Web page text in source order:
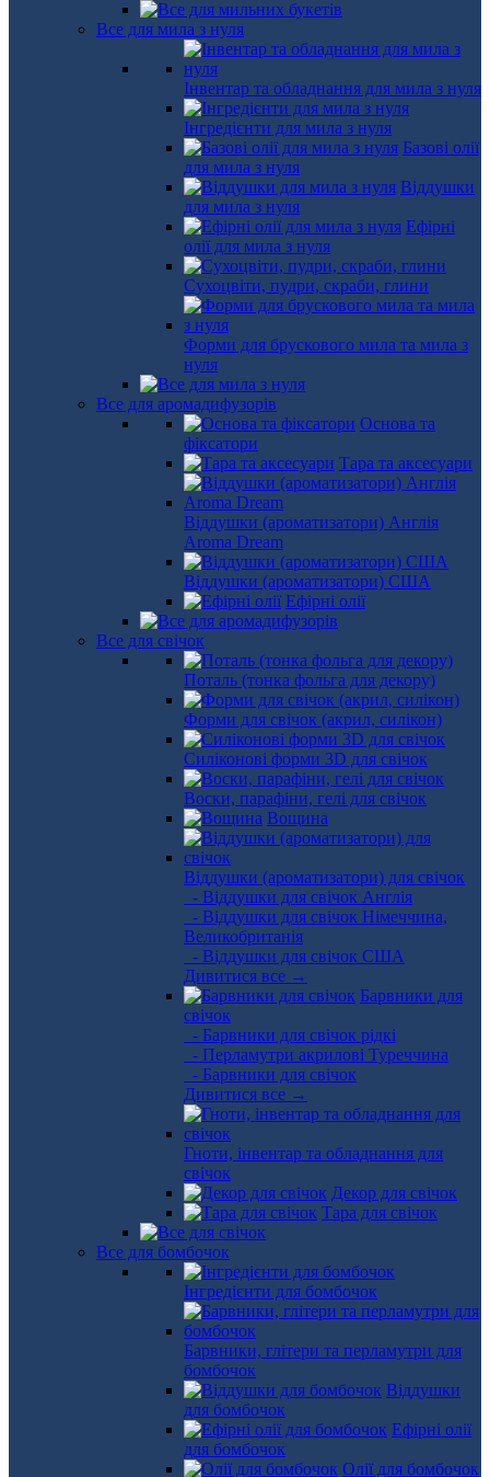
Все для мила з нуля
Інвентар та обладнання для мила з нуля
Інгредієнти для мила з нуля
Базові олії
для мила з нуля
Віддушки
для мила з нуля
Ефірні
олії для мила з нуля
Сухоцвіти, пудри, скраби, глини
Форми для брускового мила та мила з
нуля
Все для аромадифузорів
Основа та
фіксатори
Тара та аксесуари
Віддушки (ароматизатори) Англія
Aroma Dream
Віддушки (ароматизатори) США
Ефірні олії
Все для свічок
Поталь (тонка фольга для декору)
Форми для свічок (акрил, силікон)
Силіконові форми 3D для свічок
Воски, парафіни, гелі для свічок
Вощина
Віддушки (ароматизатори) для свічок
- Віддушки для свічок Англія
- Віддушки для свічок Німеччина,
Великобританія
- Віддушки для свічок США
Дивитися все →
Барвники для
свічок
- Барвники для свічок рідкі
- Перламутри акрилові Туреччина
- Барвники для свічок
Дивитися все →
Гноти, інвентар та обладнання для
свічок
Декор для свічок
Тара для свічок
Все для бомбочок
Інгредієнти для бомбочок
Барвники, глітери та перламутри для
бомбочок
Віддушки
для бомбочок
Ефірні олії
для бомбочок
Олії для бомбочок